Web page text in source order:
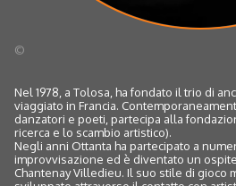
©
Nel 1978, a Tolosa, ha fondato il trio di
viaggiato in Francia.
danzatori e poeti, partecipa alla
ricerca e lo scambio artistico).
Negli anni Ottanta ha partecipato a
improvvisazione ed è diventato un
Chantenay Villedieu. Il suo stile di gioco